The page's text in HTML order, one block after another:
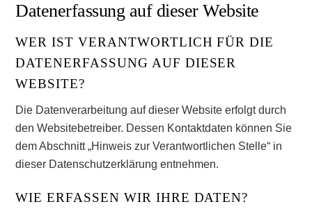
Datenerfassung auf dieser Website
WER IST VERANTWORTLICH FÜR DIE
DATENERFASSUNG AUF DIESER
WEBSITE?
Die Datenverarbeitung auf dieser Website erfolgt durch
den Websitebetreiber. Dessen Kontaktdaten können Sie
dem Abschnitt „Hinweis zur Verantwortlichen Stelle“ in
dieser Datenschutzerklärung entnehmen.
WIE ERFASSEN WIR IHRE DATEN?